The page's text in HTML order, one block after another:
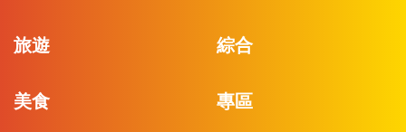
旅遊 綜合
美食 專區